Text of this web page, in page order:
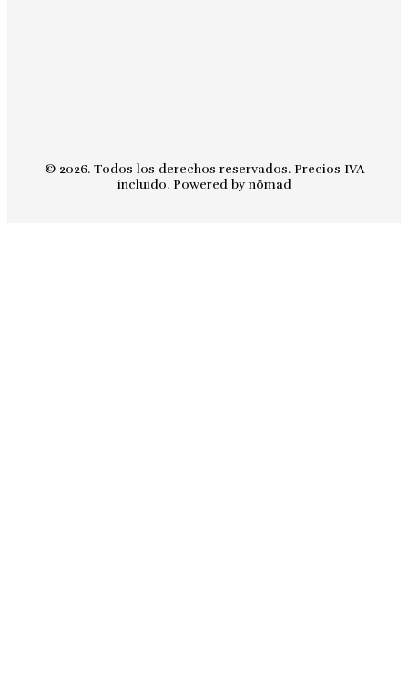
© 2026. Todos los derechos reservados. Precios IVA
incluido. Powered bynömad